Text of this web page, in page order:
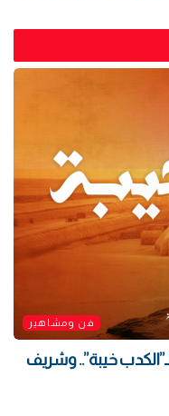
فن ومشاهير
خيبة”.. وشريف